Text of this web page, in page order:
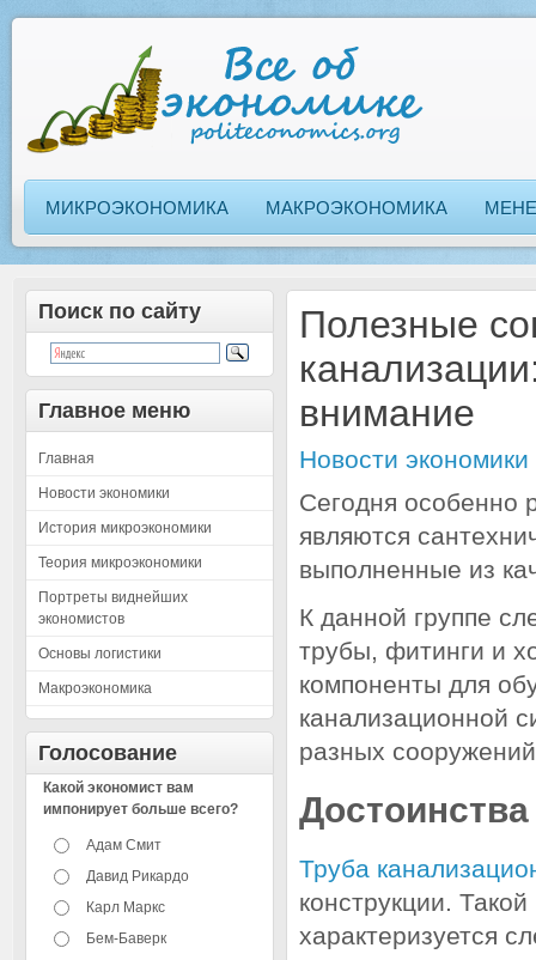
МИКРОЭКОНОМИКА МАКРОЭКОНОМИКА
Поиск по сайту
Главное меню
Главная
Новости экономики
История микроэкономики
Теория микроэкономики
Портреты виднейших
экономистов
Основы логистики
Макроэкономика
Голосование
Какой экономист вам
импонирует больше всего?
Адам Смит
Давид Рикардо
Карл Маркс
Бем-Баверк
Полезные
внимание
Новости экономики
Сегодня особенно
являются
выполненные из
К данной группе
трубы, фитинги и
компоненты для
канализационной
разных
Достоинства
Труба
конструкции.
характеризуется